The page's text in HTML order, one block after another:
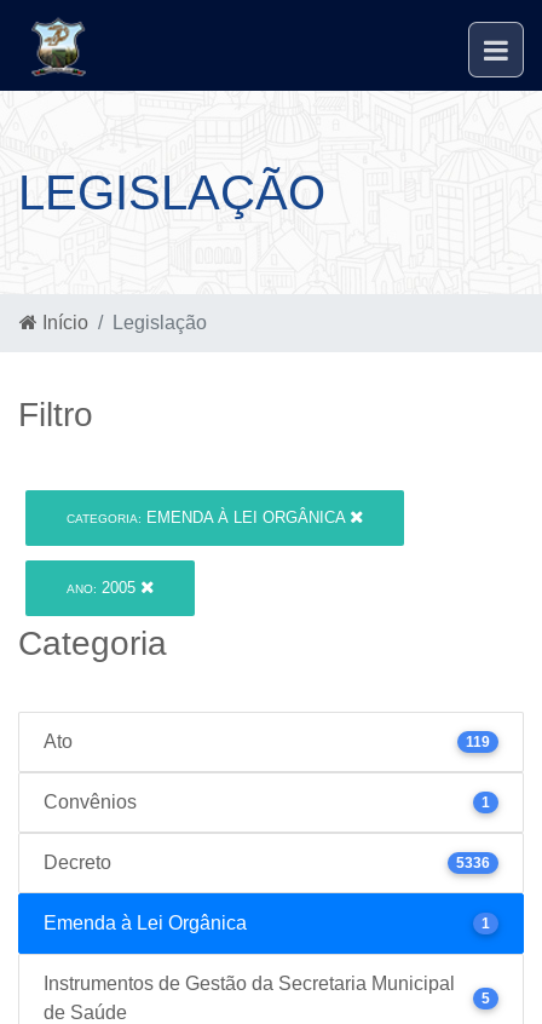
LEGISLAÇÃO
Início Legislação
Filtro
CATEGORIA: EMENDA À LEI ORGÂNICA
ANO: 2005
Categoria
Ato 119
Convênios 1
Decreto 5336
Emenda à Lei Orgânica 1
Instrumentos de Gestão da Secretaria Municipal
de Saúde
5